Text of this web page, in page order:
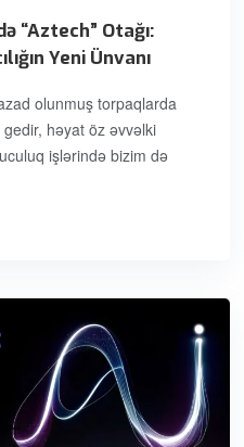
“Aztech” Otağı:
Yeni Ünvanı
olunmuş torpaqlarda
həyat öz əvvəlki
işlərində bizim də